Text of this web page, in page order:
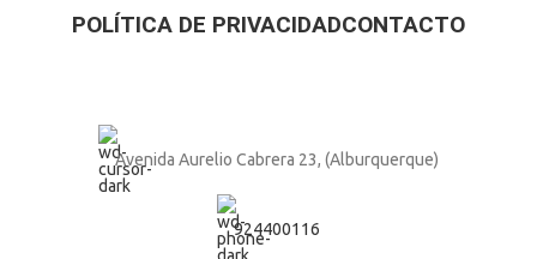
POLÍTICA DE PRIVACIDADCONTACTO
Avenida Aurelio Cabrera 23, (Alburquerque)
924400116